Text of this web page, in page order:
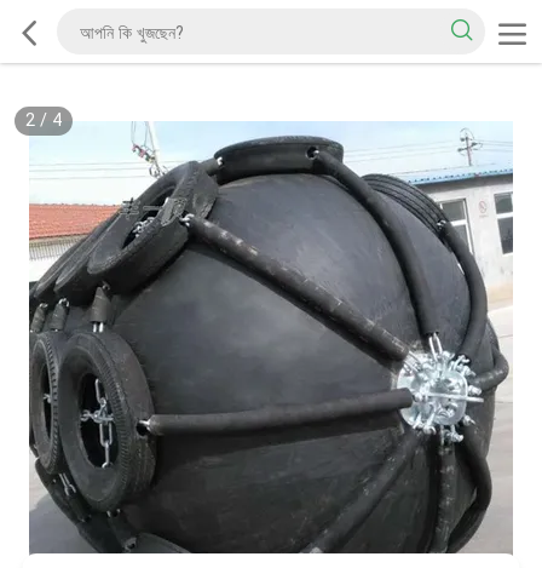
2/ 4